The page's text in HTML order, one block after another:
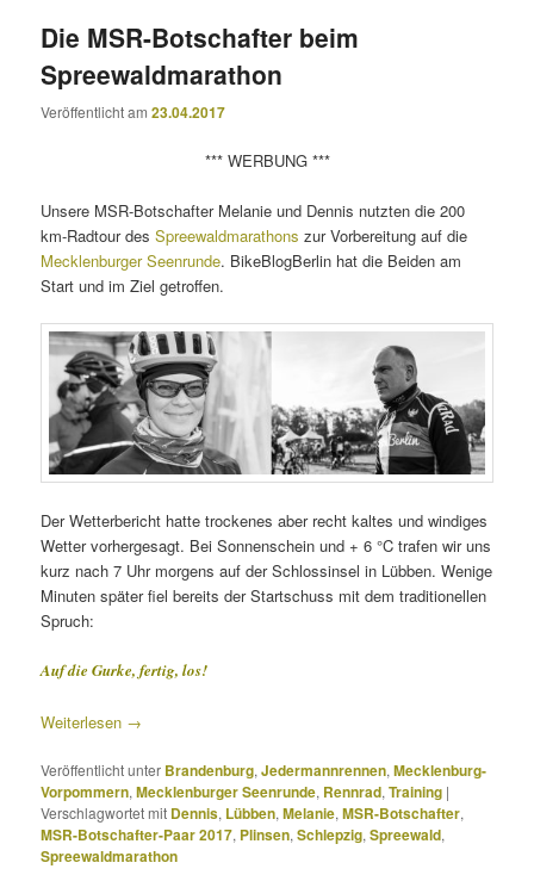
Die MSR-Botschafter beim
Spreewaldmarathon
Veröffentlicht am23.04.2017
*** WERBUNG ***
Unsere MSR-Botschafter Melanie und Dennis nutzten die 200
km-Radtour desSpreewaldmarathons zur Vorbereitung auf die
Mecklenburger Seenrunde. BikeBlogBerlin hat die Beiden am
Start und im Ziel getroffen.
Der Wetterbericht hatte trockenes aber recht kaltes und windiges
Wetter vorhergesagt. Bei Sonnenschein und + 6 °C trafen wir uns
kurz nach 7 Uhr morgens auf der Schlossinsel in Lübben. Wenige
Minuten später fiel bereits der Startschuss mit dem traditionellen
Spruch:
Auf die Gurke, fertig, los!
Weiterlesen →
Veröffentlicht unter Brandenburg,Jedermannrennen,Mecklenburg-
Vorpommern,Mecklenburger Seenrunde, Rennrad,Training |
Verschlagwortet mit Dennis, Lübben,Melanie,MSR-Botschafter,
MSR-Botschafter-Paar 2017, Plinsen,Schlepzig,Spreewald,
Spreewaldmarathon